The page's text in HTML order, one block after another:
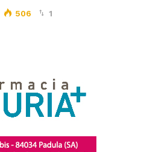
506 1